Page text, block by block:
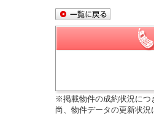
※掲載物件の成約状況につ
尚、物件データの更新状